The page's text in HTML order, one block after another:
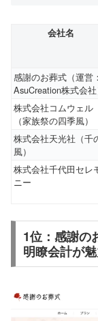
会社名
感謝のお葬式（運営：
AsuCreation株式会社
株式会社コムウェル
（家族祭の四季風）
株式会社天光社（千
風）
株式会社千代田セレ
ニー
1位：感謝の
明瞭会計が